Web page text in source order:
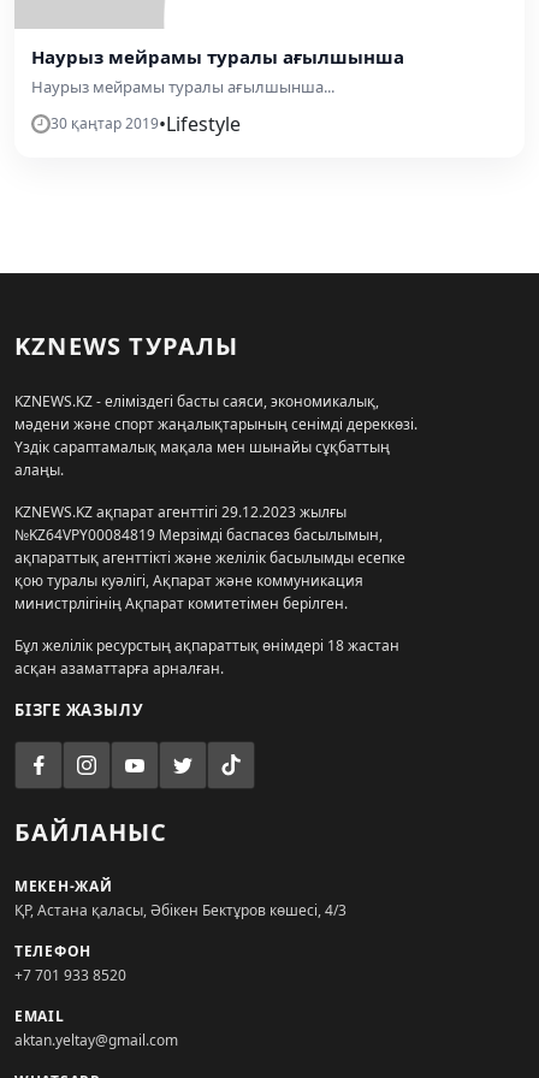
Наурыз мейрамы туралы ағылшынша
Наурыз мейрамы туралы ағылшынша...
30 қаңтар 2019•Lifestyle
KZNEWS ТУРАЛЫ
KZNEWS.KZ - еліміздегі басты саяси, экономикалық,
мәдени және спорт жаңалықтарының сенімді дереккөзі.
Үздік сараптамалық мақала мен шынайы сұқбаттың
алаңы.
KZNEWS.KZ ақпарат агенттігі 29.12.2023 жылғы
№KZ64VPY00084819 Мерзімді баспасөз басылымын,
ақпараттық агенттікті және желілік басылымды есепке
қою туралы куәлігі, Ақпарат және коммуникация
министрлігінің Ақпарат комитетімен берілген.
Бұл желілік ресурстың ақпараттық өнімдері 18 жастан
асқан азаматтарға арналған.
БІЗГЕ ЖАЗЫЛУ
БАЙЛАНЫС
МЕКЕН-ЖАЙ
ҚР, Астана қаласы, Әбікен Бектұров көшесі, 4/3
ТЕЛЕФОН
+7 701 933 8520
EMAIL
aktan.yeltay@gmail.com